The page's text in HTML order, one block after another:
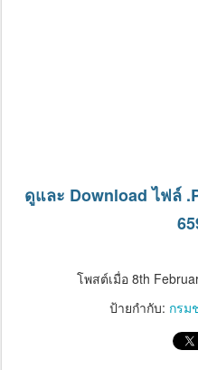
ดูและ Download ไฟล์
โพสต์เมื่อ 8th
ป้ายกำกับ: กรม